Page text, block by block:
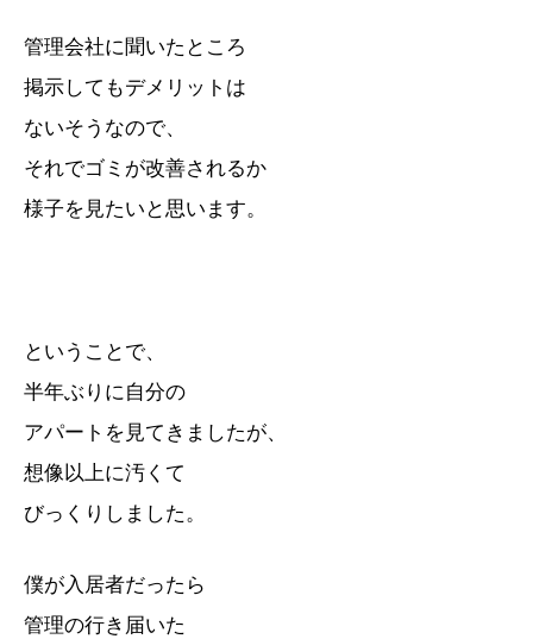
管理会社に聞いたところ
掲示してもデメリットは
ないそうなので、
それでゴミが改善されるか
様子を見たいと思います。
ということで、
半年ぶりに自分の
アパートを見てきましたが、
想像以上に汚くて
びっくりしました。
僕が入居者だったら
管理の行き届いた